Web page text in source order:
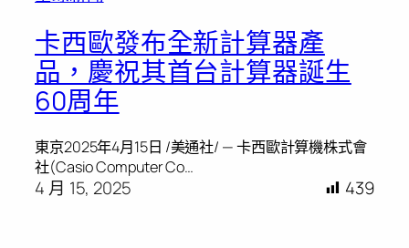
卡西歐發布全新計算器產
品，慶祝其首台計算器誕生
60周年
東京2025年4月15日 /美通社/ — 卡西歐計算機株式會
社(Casio Computer Co…
4 月 15, 2025 439